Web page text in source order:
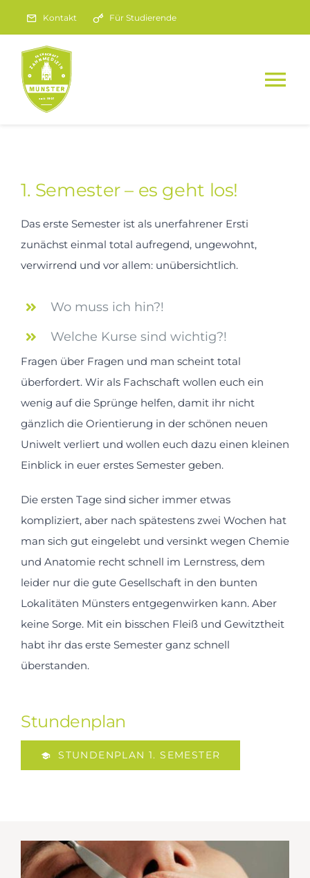
springen
Kontakt Für Studierende
Erstsemester
Patienteninfos
1. Semester – es geht los!
Das erste Semester ist als unerfahrener Ersti
zunächst einmal total aufregend, ungewohnt,
verwirrend und vor allem: unübersichtlich.
Wo muss ich hin?!
Welche Kurse sind wichtig?!
Fragen über Fragen und man scheint total
überfordert. Wir als Fachschaft wollen euch ein
wenig auf die Sprünge helfen, damit ihr nicht
gänzlich die Orientierung in der schönen neuen
Uniwelt verliert und wollen euch dazu einen kleinen
Einblick in euer erstes Semester geben.
Die ersten Tage sind sicher immer etwas
kompliziert, aber nach spätestens zwei Wochen hat
man sich gut eingelebt und versinkt wegen Chemie
und Anatomie recht schnell im Lernstress, dem
leider nur die gute Gesellschaft in den bunten
Lokalitäten Münsters entgegenwirken kann. Aber
keine Sorge. Mit ein bisschen Fleiß und Gewitztheit
habt ihr das erste Semester ganz schnell
überstanden.
Stundenplan
STUNDENPLAN 1. SEMESTER